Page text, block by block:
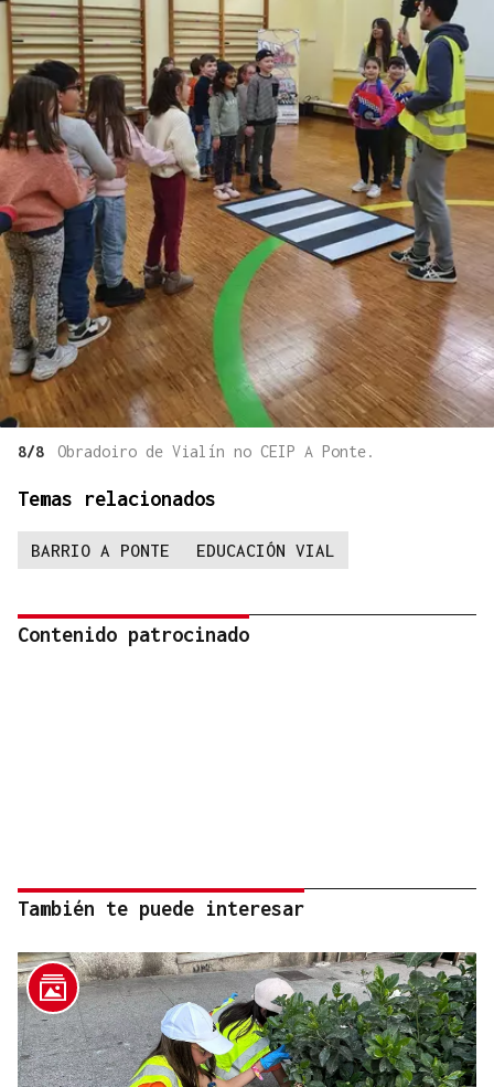
8/8 Obradoiro de Vialín no CEIP A Ponte.
Temas relacionados
BARRIO A PONTE EDUCACIÓN VIAL
Contenido patrocinado
También te puede interesar